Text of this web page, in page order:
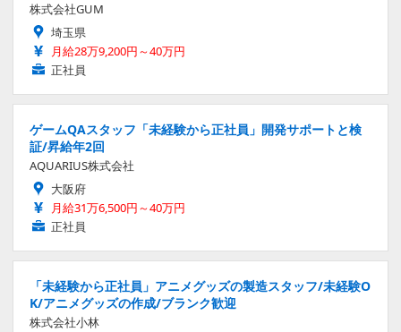
株式会社GUM
埼玉県
月給28万9,200円～40万円
正社員
ゲームQAスタッフ「未経験から正社員」開発サポートと検
証/昇給年2回
AQUARIUS株式会社
大阪府
月給31万6,500円～40万円
正社員
「未経験から正社員」アニメグッズの製造スタッフ/未経験O
K/アニメグッズの作成/ブランク歓迎
株式会社小林